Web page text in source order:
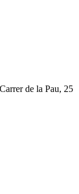
Carrer de la Pau, 25